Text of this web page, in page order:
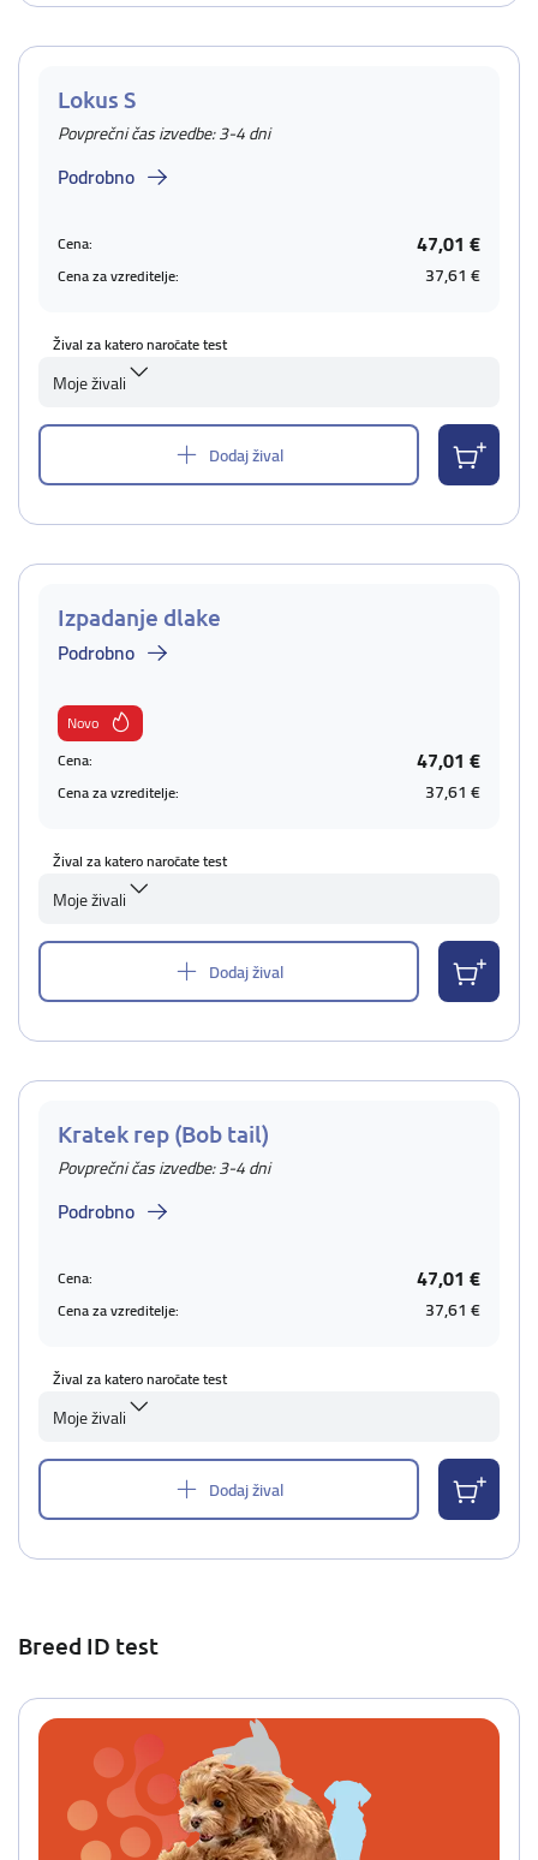
Lokus S
Povprečni čas izvedbe: 3-4 dni
Podrobno
Cena: 47,01 €
Cena za vzreditelje: 37,61 €
Žival za katero naročate test
Moje živali
Dodaj žival
Izpadanje dlake
Podrobno
Novo
Cena:
47,01 €
Cena za vzreditelje: 37,61 €
Žival za katero naročate test
Moje živali
Dodaj žival
Kratek rep (Bob tail)
Povprečni čas izvedbe: 3-4 dni
Podrobno
Cena: 47,01 €
Cena za vzreditelje: 37,61 €
Žival za katero naročate test
Moje živali
Dodaj žival
Breed ID test